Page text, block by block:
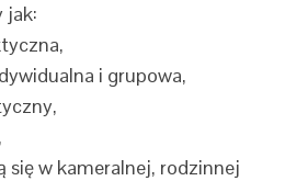
jak:
i grupowa,
się w kameralnej, rodzinnej